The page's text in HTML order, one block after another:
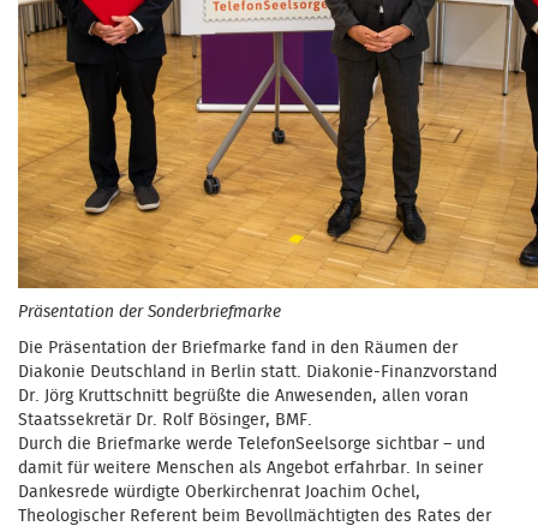
Präsentation der Sonderbriefmarke
Die Präsentation der Briefmarke fand in den Räumen der
Diakonie Deutschland in Berlin statt. Diakonie-Finanzvorstand
Dr. Jörg Kruttschnitt begrüßte die Anwesenden, allen voran
Staatssekretär Dr. Rolf Bösinger, BMF.
Durch die Briefmarke werde TelefonSeelsorge sichtbar – und
damit für weitere Menschen als Angebot erfahrbar. In seiner
Dankesrede würdigte Oberkirchenrat Joachim Ochel,
Theologischer Referent beim Bevollmächtigten des Rates der